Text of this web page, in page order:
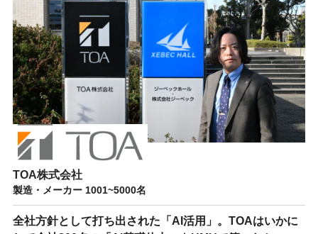
TOA株式会社
製造・メーカー 1001~5000名
全社方針として打ち出された「AI活用」。TOAはいかに